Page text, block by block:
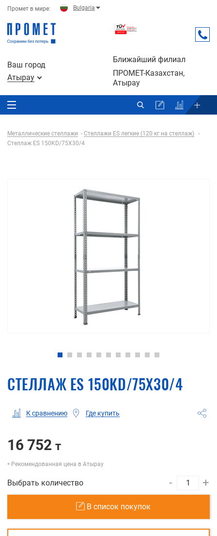
Промет в мире: Bulgaria
Ваш город
Атырау
Ближайший филиал
ПРОМЕТ-Казахстан,
Атырау
Металлические стеллажи
Стеллажи ES легкие (120 кг на стеллаж)
Стеллаж ES 150KD/75Х30/4
СТЕЛЛАЖ ES 150KD/75Х30/4
К сравнению Где купить
16 752 т
Рекомендованная цена в Атырау
Выбрать количество - +
В список покупок